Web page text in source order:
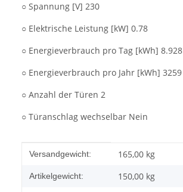
○ Spannung [V] 230
○ Elektrische Leistung [kW] 0.78
○ Energieverbrauch pro Tag [kWh] 8.928
○ Energieverbrauch pro Jahr [kWh] 3259
○ Anzahl der Türen 2
○ Türanschlag wechselbar Nein
Produkteigenschaft
Wert
Versandgewicht: 165,00 kg
Artikelgewicht: 150,00 kg